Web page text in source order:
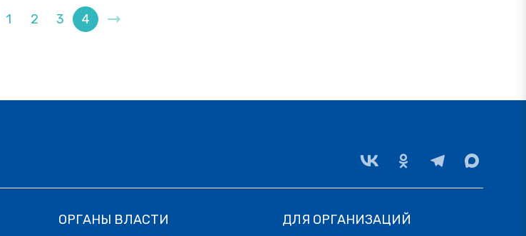
1 2 3 4
ОРГАНЫ ВЛАСТИ ДЛЯ ОРГАНИЗАЦИЙ